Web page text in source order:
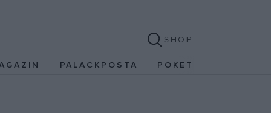
SHOP
PALACKPOSTA POKET